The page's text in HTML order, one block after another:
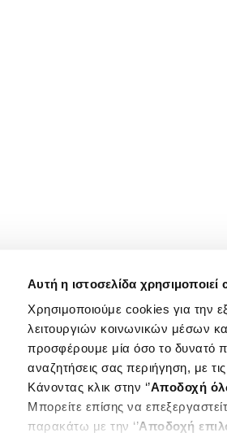
Αυτή η ιστοσελίδα χρησιμοποιεί
Χρησιμοποιούμε cookies για την
λειτουργιών κοινωνικών μέσων
προσφέρουμε μία όσο το δυνατό
αναζητήσεις σας περιήγηση, με
Κάνοντας κλικ στην ‘’Αποδοχή
Μπορείτε επίσης να
παρακάτω με την ‘’Αποδοχή